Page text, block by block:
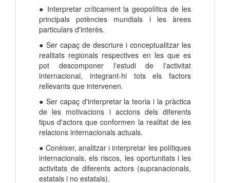
● Interpretar críticament la geopolítica de les
principals potències mundials i les àrees
particulars d'interès.
● Ser capaç de descriure i conceptualitzar les
realitats regionals respectives en les que es
pot descomponer l'estudi de l'activitat
internacional, integrant-hi tots els factors
rellevants que intervenen.
● Ser capaç d'interpretar la teoria i la pràctica
de les motivacions i accions dels diferents
tipus d'actors que conformen la realitat de les
relacions internacionals actuals.
● Conèixer, analitzar i interpretar les polítiques
internacionals, els riscos, les oportunitats i les
activitats de diferents actors (supranacionals,
estatals i no estatals).